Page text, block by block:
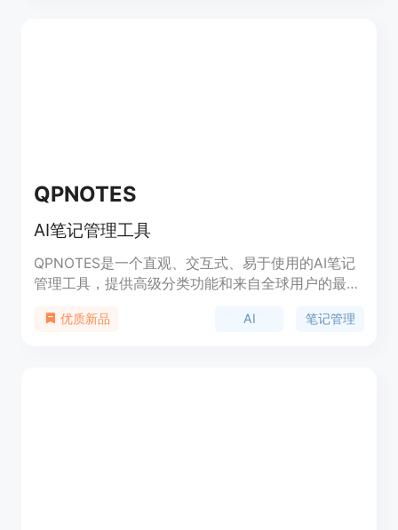
QPNOTES
AI笔记管理工具
QPNOTES是一个直观、交互式、易于使用的AI笔记
管理工具，提供高级分类功能和来自全球用户的最强
示进行排序和组织，分享和协作，以最大限度地提高
优质新品 AI 笔记管理